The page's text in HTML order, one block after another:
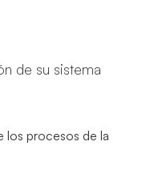
de su sistema
los procesos de la